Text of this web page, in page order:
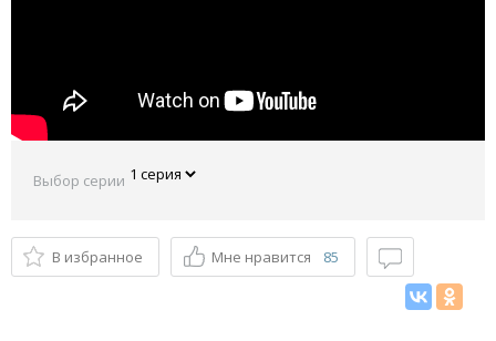
Выбор серии
В избранное Мне нравится 85